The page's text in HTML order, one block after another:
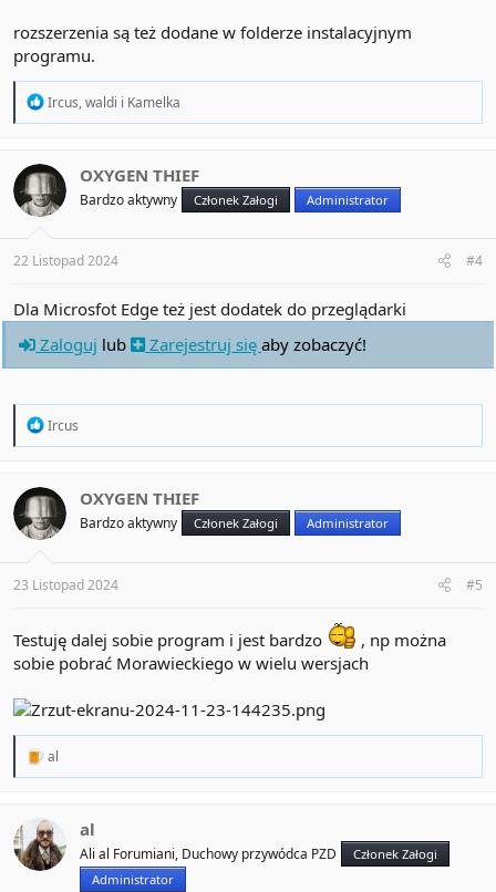
rozszerzenia są też dodane w folderze instalacyjnym
programu.
R
t
i
o
s
:
Ircus,waldi i Kamelka
OXYGEN THIEF
Bardzo aktywny Członek Załogi Administrator
22 Listopad 2024 #4
Dla Microsfot Edge też jest dodatek do przeglądarki
Zaloguj lub Zarejestruj się aby zobaczyć!
R
t
i
o
s
:
Ircus
OXYGEN THIEF
Bardzo aktywny Członek Załogi Administrator
23 Listopad 2024 #5
Testuję dalej sobie program i jest bardzo
, np można
sobie pobrać Morawieckiego w wielu wersjach
R
t
i
o
al
al
Ali al Forumiani, Duchowy przywódca PZD
Członek Załogi
Administrator